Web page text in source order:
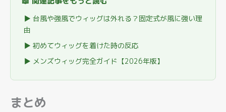
▶ 台風や強風でウィッグは外れる？固定式が風に強い理
由
▶ 初めてウィッグを着けた時の反応
▶ メンズウィッグ完全ガイド【2026年版】
まとめ